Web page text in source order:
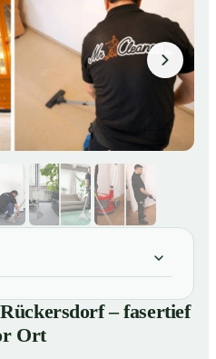
– fasertief gereinigt &
– fasertief
Ort